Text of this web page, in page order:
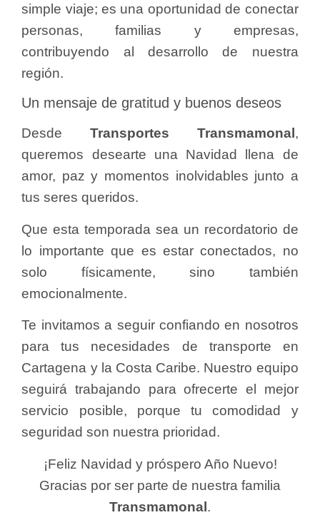
simple viaje; es una oportunidad de conectar
personas, familias y empresas,
contribuyendo al desarrollo de nuestra
región.
Un mensaje de gratitud y buenos deseos
Desde Transportes Transmamonal ,
queremos desearte una Navidad llena de
amor, paz y momentos inolvidables junto a
tus seres queridos.
Que esta temporada sea un recordatorio de
lo importante que es estar conectados, no
solo físicamente, sino también
emocionalmente.
Te invitamos a seguir confiando en nosotros
para tus necesidades de transporte en
Cartagena y la Costa Caribe. Nuestro equipo
seguirá trabajando para ofrecerte el mejor
servicio posible, porque tu comodidad y
seguridad son nuestra prioridad.
¡Feliz Navidad y próspero Año Nuevo!
Gracias por ser parte de nuestra familia
Transmamonal.